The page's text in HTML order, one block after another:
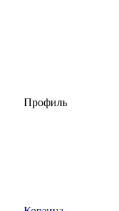
Профиль